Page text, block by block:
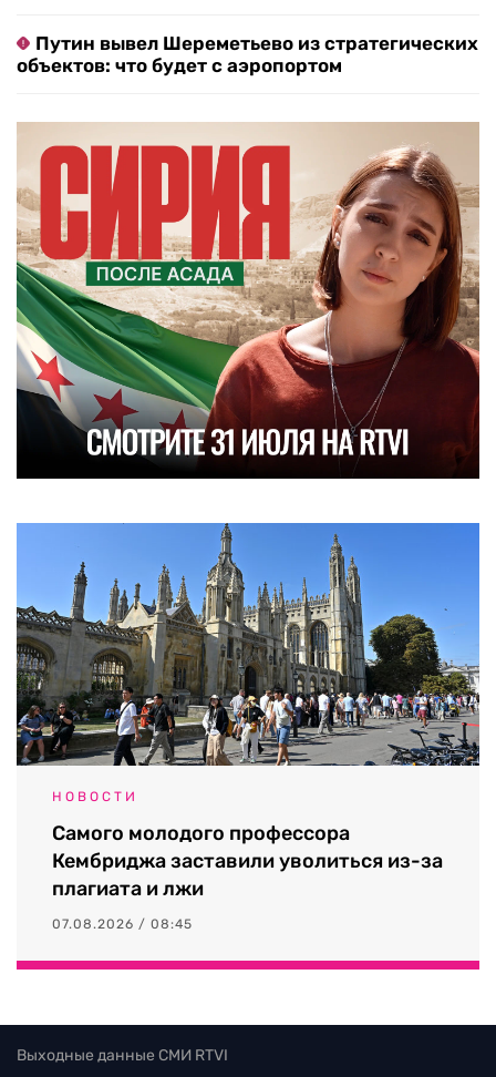
Путин вывел Шереметьево из стратегических
объектов: что будет с аэропортом
НОВОСТИ
Самого молодого профессора
Кембриджа заставили уволиться из-за
плагиата и лжи
07.08.2026 / 08:45
Выходные данные СМИ RTVI